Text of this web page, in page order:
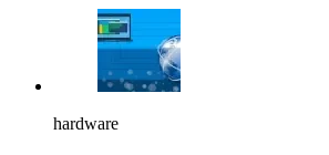
hardware